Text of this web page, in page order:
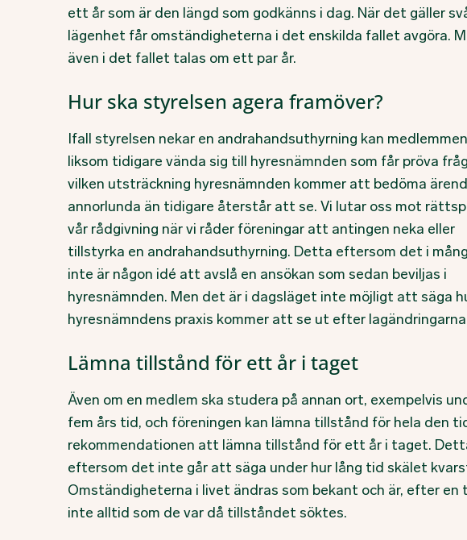
ett år som är den längd som godkänns i dag. När det gäller
lägenhet får omständigheterna i det enskilda fallet avgöra.
även i det fallet talas om ett par år.
Hur ska styrelsen agera framöver?
Ifall styrelsen nekar en andrahandsuthyrning kan medlemmen
liksom tidigare vända sig till hyresnämnden som får pröva
vilken utsträckning hyresnämnden kommer att bedöma
annorlunda än tidigare återstår att se. Vi lutar oss mot
vår rådgivning när vi råder föreningar att antingen neka eller
tillstyrka en andrahandsuthyrning. Detta eftersom det i
inte är någon idé att avslå en ansökan som sedan beviljas i
hyresnämnden. Men det är i dagsläget inte möjligt att säga
hyresnämndens praxis kommer att se ut efter
Lämna tillstånd för ett år i taget
Även om en medlem ska studera på annan ort, exempelvis
fem års tid, och föreningen kan lämna tillstånd för hela den
rekommendationen att lämna tillstånd för ett år i taget.
eftersom det inte går att säga under hur lång tid skälet
Omständigheterna i livet ändras som bekant och är, efter en
inte alltid som de var då tillståndet söktes.